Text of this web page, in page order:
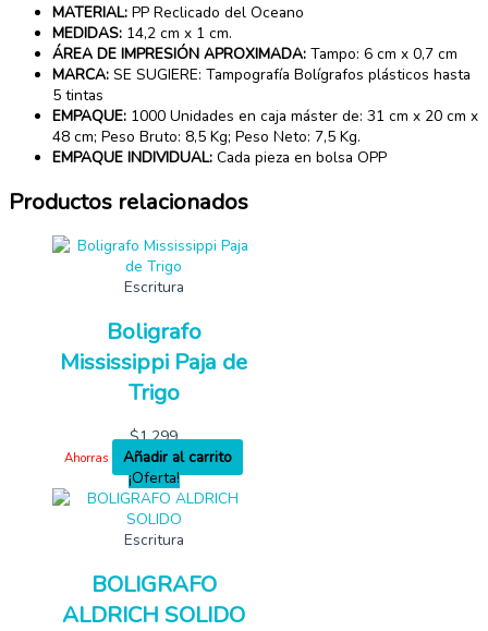
MATERIAL: PP Reclicado del Oceano
MEDIDAS: 14,2 cm x 1 cm.
ÁREA DE IMPRESIÓN APROXIMADA: Tampo: 6 cm x 0,7 cm
MARCA: SE SUGIERE: Tampografía Bolígrafos plásticos hasta
5 tintas
EMPAQUE: 1000 Unidades en caja máster de: 31 cm x 20 cm x
48 cm; Peso Bruto: 8,5 Kg; Peso Neto: 7,5 Kg.
EMPAQUE INDIVIDUAL: Cada pieza en bolsa OPP
Productos relacionados
Escritura
Boligrafo
Mississippi Paja de
Trigo
$1,299
Ahorras
Añadir al carrito
¡Oferta!
Escritura
BOLIGRAFO
ALDRICH SOLIDO